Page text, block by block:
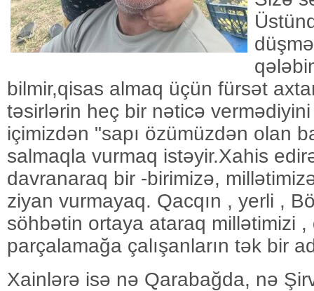
bilmir,qisas almaq üçün fürsət
təsirlərin heç bir nəticə
içimizdən "sapı özümüzdən olan
salmaqla vurmaq istəyir.Xahis
davranaraq bir -birimizə,
ziyan vurmayaq. Qacqın , yerli ,
söhbətin ortaya ataraq millətimizi ,
parçalamağa çalışanların tək bir
Xainlərə isə nə Qarabağda, nə